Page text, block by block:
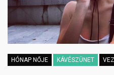
HÓNAP NŐJE KÁVÉSZÜNET